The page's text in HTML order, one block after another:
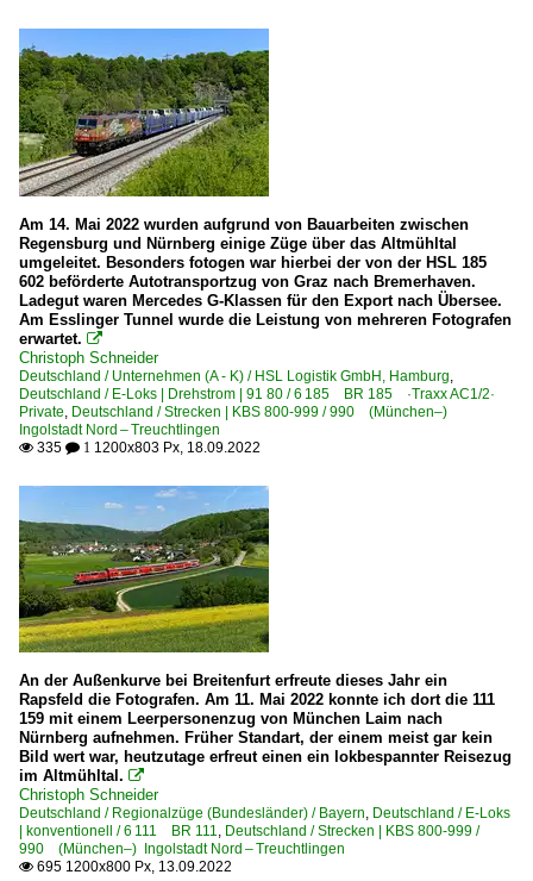
Am 14. Mai 2022 wurden aufgrund von Bauarbeiten zwischen
Regensburg und Nürnberg einige Züge über das Altmühltal
umgeleitet. Besonders fotogen war hierbei der von der HSL 185
602 beförderte Autotransportzug von Graz nach Bremerhaven.
Ladegut waren Mercedes G-Klassen für den Export nach Übersee.
Am Esslinger Tunnel wurde die Leistung von mehreren Fotografen
erwartet. 
Christoph Schneider
Deutschland / Unternehmen (A - K) / HSL Logistik GmbH, Hamburg,
Deutschland / E-Loks | Drehstrom | 91 80 / 6 185 BR 185 ·Traxx AC1/2·
Private, Deutschland / Strecken | KBS 800-999 / 990 (München–)
Ingolstadt Nord – Treuchtlingen
 335  1 1200x803 Px, 18.09.2022
An der Außenkurve bei Breitenfurt erfreute dieses Jahr ein
Rapsfeld die Fotografen. Am 11. Mai 2022 konnte ich dort die 111
159 mit einem Leerpersonenzug von München Laim nach
Nürnberg aufnehmen. Früher Standart, der einem meist gar kein
Bild wert war, heutzutage erfreut einen ein lokbespannter Reisezug
im Altmühltal. 
Christoph Schneider
Deutschland / Regionalzüge (Bundesländer) / Bayern, Deutschland / E-Loks
| konventionell / 6 111 BR 111, Deutschland / Strecken | KBS 800-999 /
990 (München–) Ingolstadt Nord – Treuchtlingen
 695 1200x800 Px, 13.09.2022